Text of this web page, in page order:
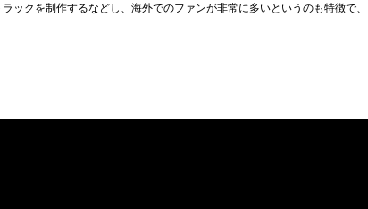
ックを制作するなどし、海外でのファンが非常に多いというのも特徴で